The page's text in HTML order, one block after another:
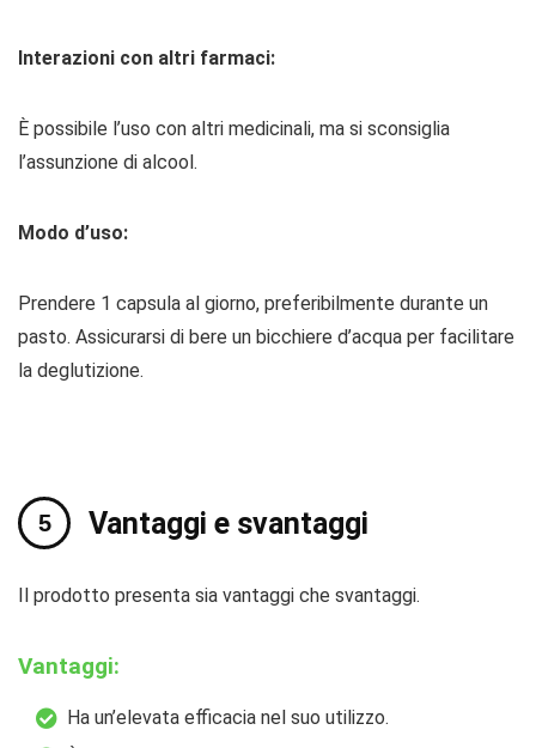
Interazioni con altri farmaci:
È possibile l’uso con altri medicinali, ma si sconsiglia
l’assunzione di alcool.
Modo d’uso:
Prendere 1 capsula al giorno, preferibilmente durante un
pasto. Assicurarsi di bere un bicchiere d’acqua per facilitare
la deglutizione.
Vantaggi e svantaggi
Il prodotto presenta sia vantaggi che svantaggi.
Vantaggi:
Ha un’elevata efficacia nel suo utilizzo.